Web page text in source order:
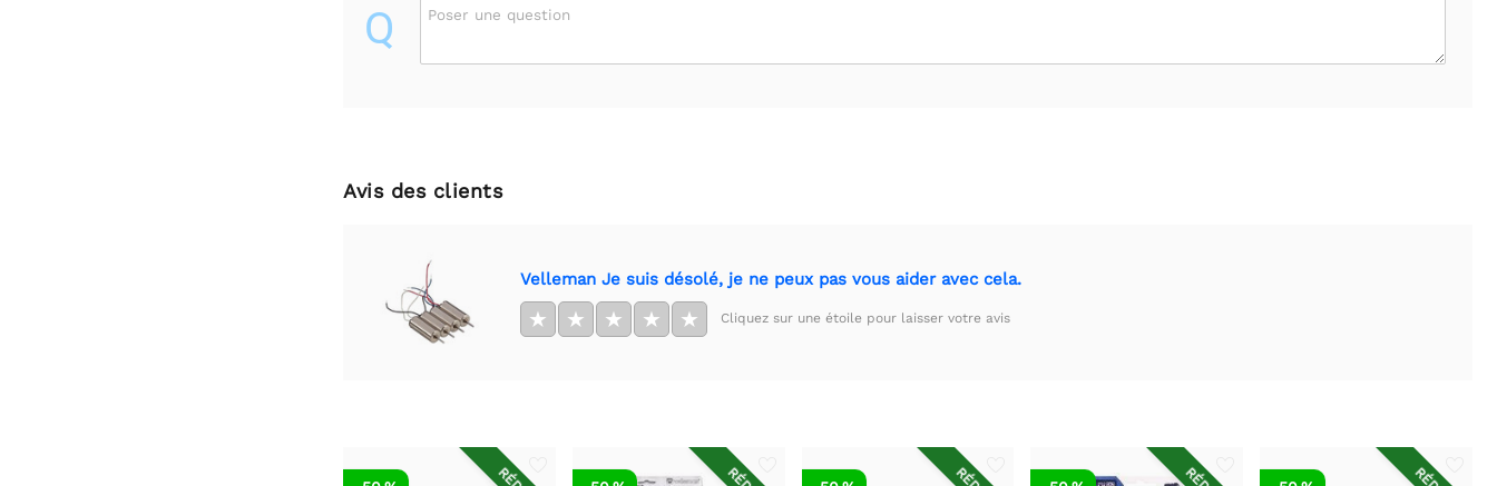
Q Poser une question
Avis des clients
Velleman Je suis désolé, je ne peux pas vous aider avec cela.
★ ★ ★ ★ ★ Cliquez sur une étoile pour laisser votre avis